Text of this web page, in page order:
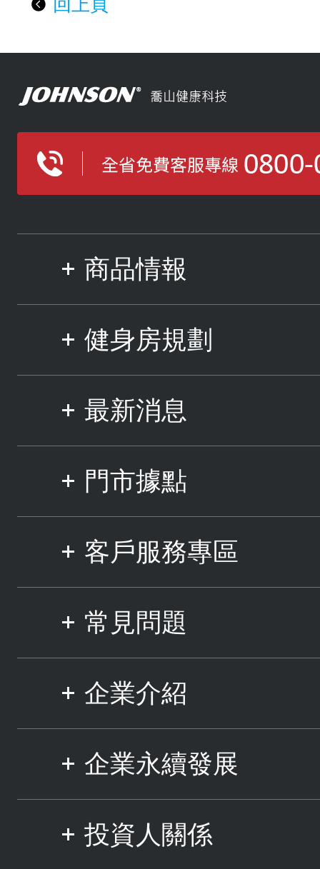
回上頁
商品情報
健身房規劃
最新消息
門市據點
客戶服務專區
常見問題
企業介紹
企業永續發展
投資人關係